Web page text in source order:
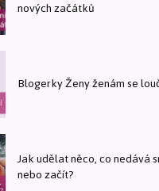
nových začátků
Blogerky Ženy ženám se
Jak udělat něco, co nedává
nebo začít?